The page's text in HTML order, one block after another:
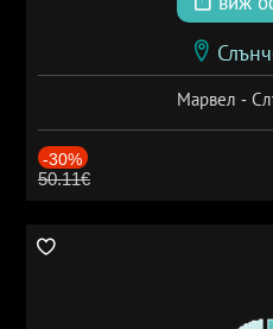
Марвел -
-30%
50.11€